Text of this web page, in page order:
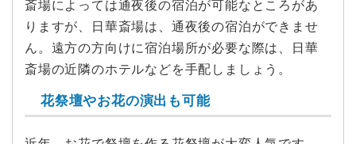
斎場によっては通夜後の宿泊が可能なところがあ
りますが、日華斎場は、通夜後の宿泊ができませ
ん。遠方の方向けに宿泊場所が必要な際は、日華
斎場の近隣のホテルなどを手配しましょう。
花祭壇やお花の演出も可能